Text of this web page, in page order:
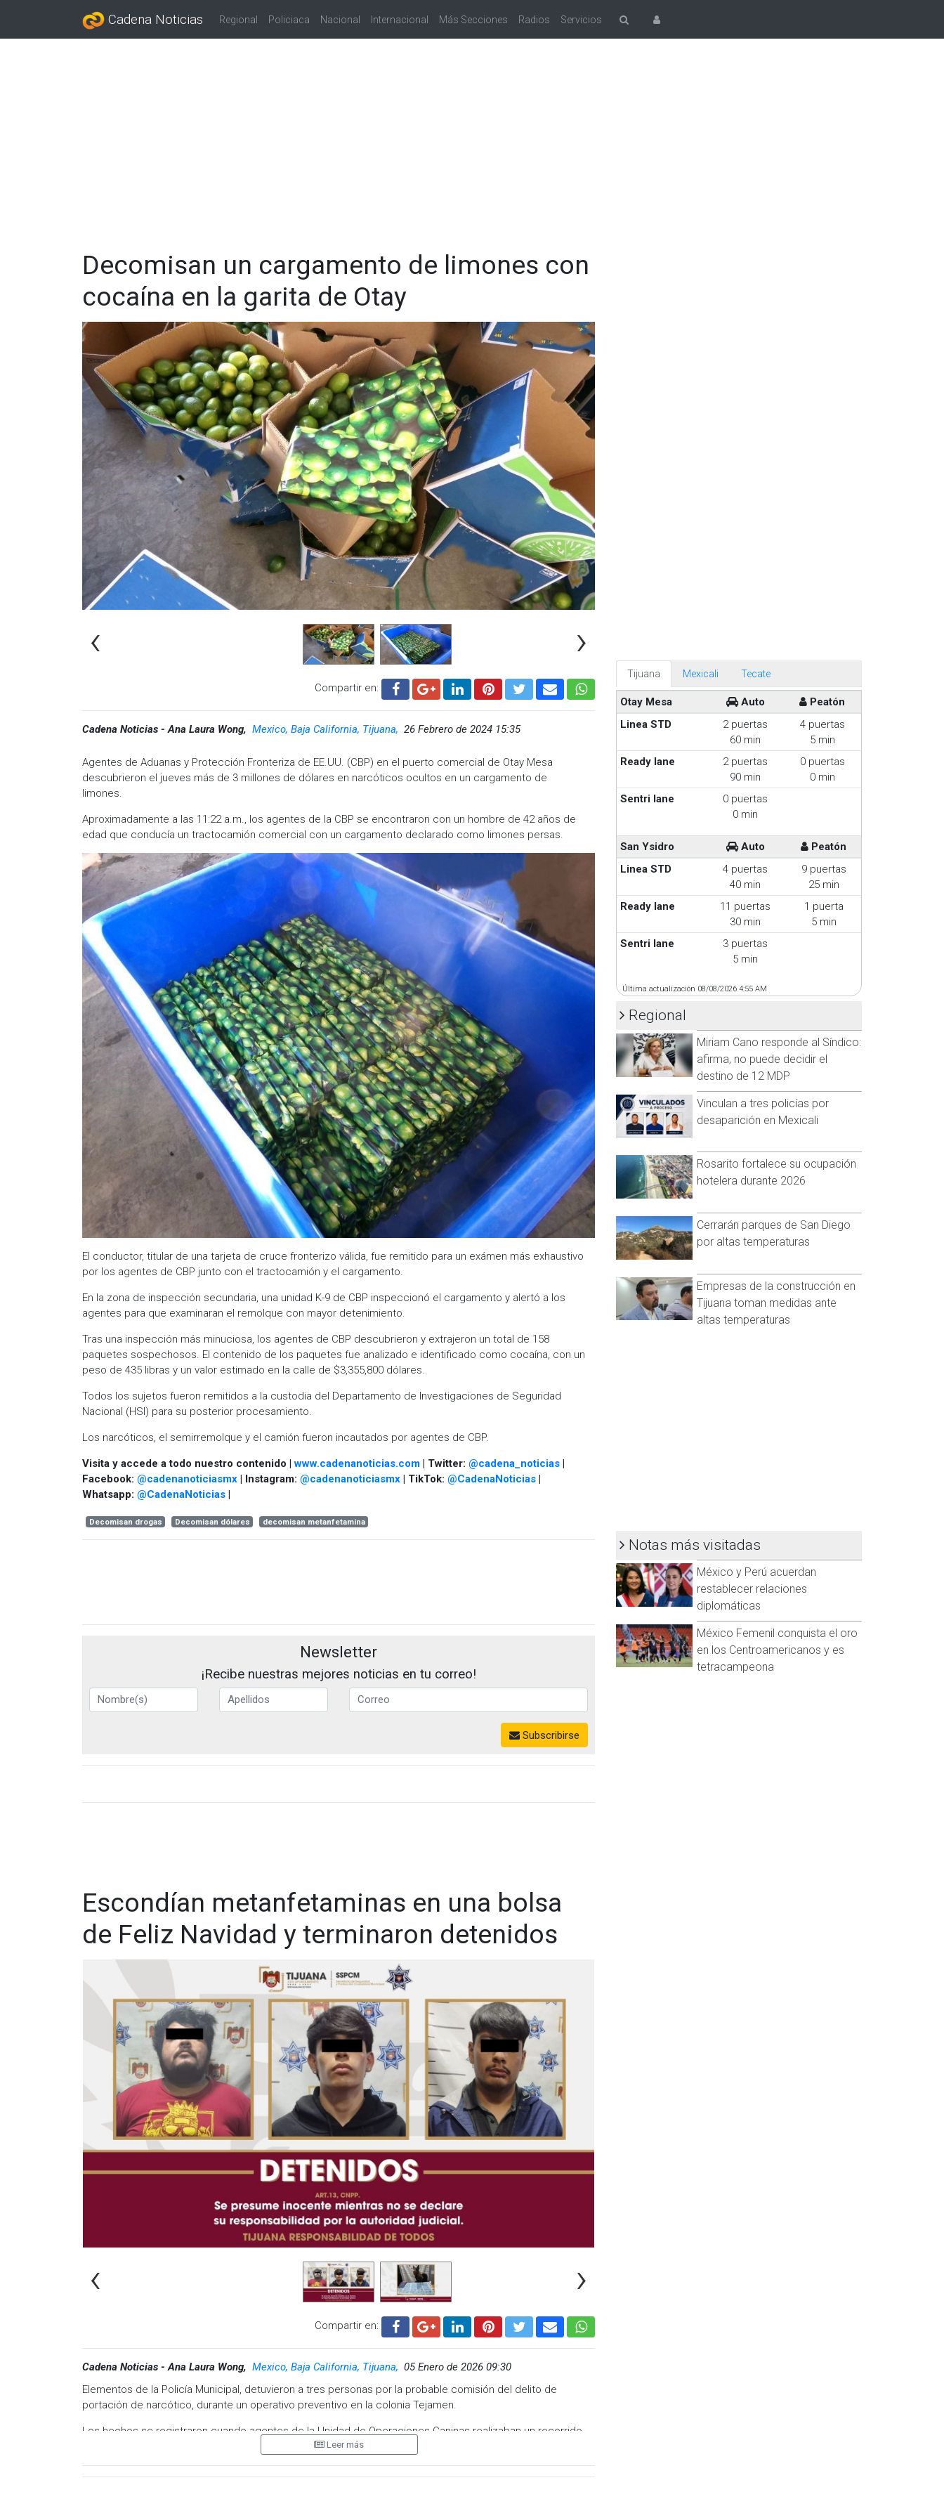
Cadena Noticias Regional Policiaca Nacional Internacional Más Secciones Radios Servicios
Decomisan un cargamento de limones con
cocaína en la garita de Otay
‹ ›
Compartir en:
Cadena Noticias - Ana Laura Wong, Mexico, Baja California, Tijuana, 26 Febrero de 2024 15:35
Agentes de Aduanas y Protección Fronteriza de EE.UU. (CBP) en el puerto comercial de Otay Mesa
descubrieron el jueves más de 3 millones de dólares en narcóticos ocultos en un cargamento de
limones.
Aproximadamente a las 11:22 a.m., los agentes de la CBP se encontraron con un hombre de 42 años de
edad que conducía un tractocamión comercial con un cargamento declarado como limones persas.
El conductor, titular de una tarjeta de cruce fronterizo válida, fue remitido para un exámen más exhaustivo
por los agentes de CBP junto con el tractocamión y el cargamento.
En la zona de inspección secundaria, una unidad K-9 de CBP inspeccionó el cargamento y alertó a los
agentes para que examinaran el remolque con mayor detenimiento.
Tras una inspección más minuciosa, los agentes de CBP descubrieron y extrajeron un total de 158
paquetes sospechosos. El contenido de los paquetes fue analizado e identificado como cocaína, con un
peso de 435 libras y un valor estimado en la calle de $3,355,800 dólares.
Todos los sujetos fueron remitidos a la custodia del Departamento de Investigaciones de Seguridad
Nacional (HSI) para su posterior procesamiento.
Los narcóticos, el semirremolque y el camión fueron incautados por agentes de CBP.
Visita y accede a todo nuestro contenido |www.cadenanoticias.com | Twitter: @cadena_noticias |
Facebook: @cadenanoticiasmx | Instagram: @cadenanoticiasmx | TikTok: @CadenaNoticias |
Whatsapp: @CadenaNoticias |
Decomisan drogas Decomisan dólares decomisan metanfetamina
Newsletter
¡Recibe nuestras mejores noticias en tu correo!
Subscribirse
Escondían metanfetaminas en una bolsa
de Feliz Navidad y terminaron detenidos
‹ ›
Compartir en:
Cadena Noticias - Ana Laura Wong, Mexico, Baja California, Tijuana, 05 Enero de 2026 09:30
Elementos de la Policía Municipal, detuvieron a tres personas por la probable comisión del delito de
portación de narcótico, durante un operativo preventivo en la colonia Tejamen.
Los hechos se registraron cuando agentes de la Unidad de Operaciones Caninas realizaban un recorrido
de vigilancia sobre la calle Rampa Tepeyac, donde los oficiales le marcaron el alto al conductor mediante
citada colonia.
Leer más
Tijuana Mexicali Tecate
Otay Mesa Auto
Peatón
Linea STD
2 puertas
60 min
4 puertas
5 min
Ready lane
2 puertas
90 min
0 puertas
0 min
Sentri lane
0 puertas
0 min
San Ysidro Auto
Peatón
Linea STD
4 puertas
40 min
9 puertas
25 min
Ready lane
11 puertas
30 min
1 puerta
5 min
Sentri lane
3 puertas
5 min
Última actualización 08/08/2026 4:55 AM
Regional
Miriam Cano responde al Síndico:
afirma, no puede decidir el
destino de 12 MDP
Vinculan a tres policías por
desaparición en Mexicali
Rosarito fortalece su ocupación
hotelera durante 2026
Cerrarán parques de San Diego
por altas temperaturas
Empresas de la construcción en
Tijuana toman medidas ante
altas temperaturas
Notas más visitadas
México y Perú acuerdan
restablecer relaciones
diplomáticas
México Femenil conquista el oro
en los Centroamericanos y es
tetracampeona